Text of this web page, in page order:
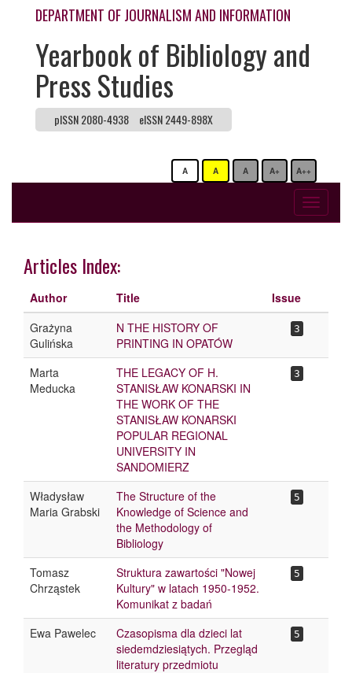
DEPARTMENT OF JOURNALISM AND INFORMATION
Yearbook of Bibliology and
Press Studies
pISSN 2080-4938 eISSN 2449-898X
A A A A+ A++
Toggle
Articles Index:
Author Title
Issue
Grażyna
Gulińska
N THE HISTORY OF
PRINTING IN OPATÓW
3
Marta
Meducka
THE LEGACY OF H.
STANISŁAW KONARSKI IN
THE WORK OF THE
STANISŁAW KONARSKI
POPULAR REGIONAL
UNIVERSITY IN
SANDOMIERZ
3
Władysław
Maria Grabski
The Structure of the
Knowledge of Science and
the Methodology of
Bibliology
5
Tomasz
Chrząstek
Struktura zawartości "Nowej
Kultury" w latach 1950-1952.
Komunikat z badań
5
Ewa Pawelec
Czasopisma dla dzieci lat
siedemdziesiątych. Przegląd
literatury przedmiotu
5